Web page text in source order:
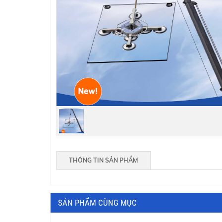
THÔNG TIN SẢN PHẨM
SẢN PHẨM CÙNG MỤC